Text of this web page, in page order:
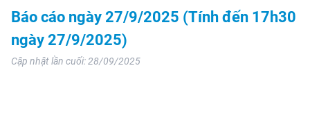
Báo cáo ngày 27/9/2025 (Tính đến 17h30
ngày 27/9/2025)
Cập nhật lần cuối: 28/09/2025